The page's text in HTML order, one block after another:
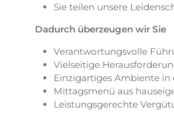
Sie teilen unsere
Dadurch überzeugen wir Sie
Verantwortungsvolle
Vielseitige
Einzigartiges Ambiente
Mittagsmenü aus
Leistungsgerechte